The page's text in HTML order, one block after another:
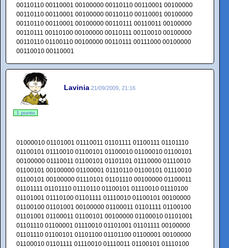
00110110 00110001 00100000 00110110 00110001 00100000
00110110 00110001 00100000 00110110 00110001 00100000
00110110 00110001 00100000 00110111 00110011 00100000
00110111 00110100 00100000 00110111 00110010 00100000
00110110 01100110 00100000 00110111 00111000 00100000
00110010 00110001
Lavinia 21/09/2009, 21:16
1 punto
01000010 01101001 01110011 01101111 01100111 01101110
01100101 01110010 01100101 01100010 01100010 01100101
00100000 01110011 01100101 01101101 01110000 01110010
01100101 00100000 01100001 01110110 01100101 01110010
01100101 00100000 01110101 01101110 00100000 01100011
01101111 01101110 01110110 01100101 01110010 01110100
01101001 01110100 01101111 01110010 01100101 00100000
01100100 01101001 00100000 01100011 01101111 01100100
01101001 01100011 01100101 00100000 01100010 01101001
01101110 01100001 01110010 01101001 01101111 00100000
01101110 01100101 01101100 01101100 01100001 00100000
01100010 01101111 01110010 01110011 01100101 01110100